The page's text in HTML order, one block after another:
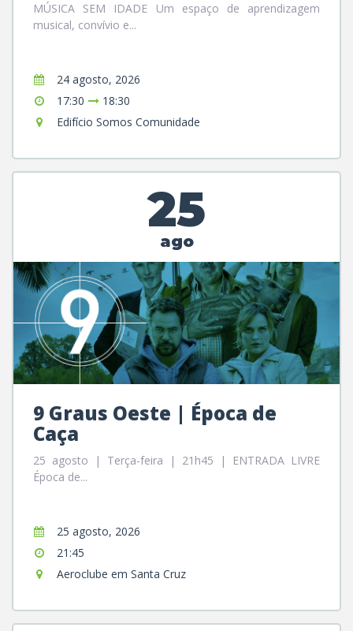
MÚSICA SEM IDADE Um espaço de aprendizagem
musical, convívio e...
24 agosto, 2026
17:30
18:30
Edifício Somos Comunidade
25
ago
9 Graus Oeste | Época de
Caça
25 agosto | Terça-feira | 21h45 | ENTRADA LIVRE
Época de...
25 agosto, 2026
21:45
Aeroclube em Santa Cruz